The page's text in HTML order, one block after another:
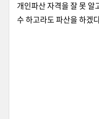
개인파산 자격을 잘 못
수 하고라도 파산을 하겠